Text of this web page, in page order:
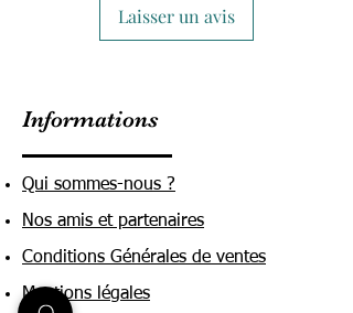
Laisser un avis
Informations
Qui sommes-nous ?
Nos amis et partenaires
Conditions Générales de ventes
Mentions légales